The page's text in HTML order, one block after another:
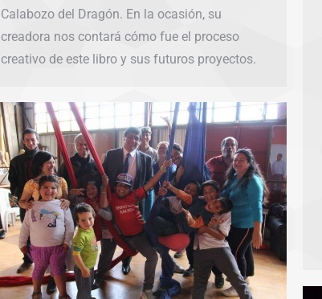
Calabozo del Dragón. En la ocasión, su
creadora nos contará cómo fue el proceso
creativo de este libro y sus futuros proyectos.